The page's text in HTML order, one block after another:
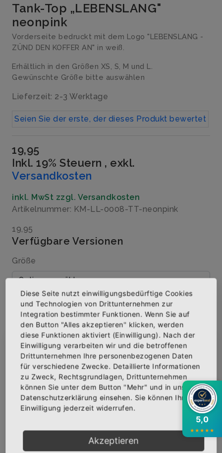
Tank-Top „LEBENSLANG"
neonpink
Vorderseite bedruckt mit dem Logo "LEBENSLANG -
ZÜND DEN KOFFER AN" in weiß.
Erhältlich in den Größen XS, S, M und L.
Gewünschte Größe bitte auswählen
Lieferzeit: 2-3 Werktage
Seien Sie der erste, der dieses Produkt bewertet
19,95
Inkl. 19% Steuern , exkl.
Versandkosten
inkl. MwSt zzgl. Versandkosten
Artikelnummer: KM-LL-0008-TT-neonpink
19,95
Verfügbare Versionen
Größe
Menge
IN DEN WARENKORB
AUF DIE WUNSCHLISTE
Abonniere jetzt unseren Newsletter
Bekomme die aktuellsten News über neue
Produkte und zudem einen 10% Gutschein für
deine nächste Bestellung.
5,0
★★★★★
Diese Seite nutzt einwilligungsbedürftige Cookies
und Technologien von Drittunternehmen zur
Integration bestimmter Funktionen. Wenn Sie auf
den Button "Alles akzeptieren" klicken, werden
diese Funktionen aktiviert (Einwilligung). Nach der
Einwilligung verarbeiten wir und die betroffenen
Drittunternehmen Ihre personenbezogenen Daten
für verschiedene Zwecke. Detaillierte Informationen
zu Zweck, Rechtsgrundlagen, Drittunternehmen
können Sie unter dem Button "Mehr" und in unserer
Datenschutzerklärung einsehen. Sie können Ihre
Einwilligung jederzeit widerrufen.
Akzeptieren